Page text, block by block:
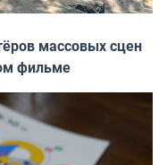
массовых сцен
фильме